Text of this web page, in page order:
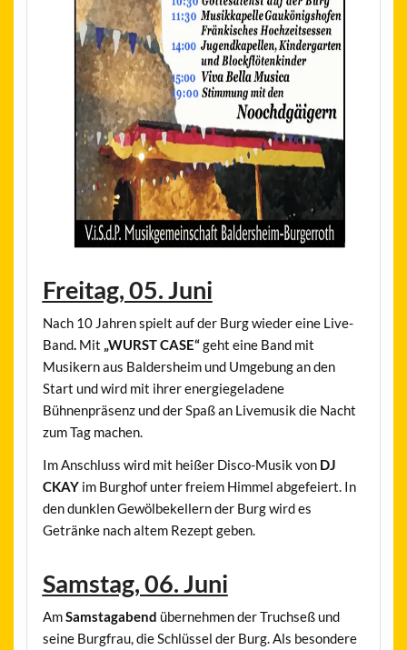
Freitag, 05. Juni
Nach 10 Jahren spielt auf der Burg wieder eine Live-
Band. Mit „WURST CASE“geht eine Band mit
Musikern aus Baldersheim und Umgebung an den
Start und wird mit ihrer energiegeladene
Bühnenpräsenz und der Spaß an Livemusik die Nacht
zum Tag machen.
Im Anschluss wird mit heißer Disco-Musik von DJ
CKAYim Burghof unter freiem Himmel abgefeiert. In
den dunklen Gewölbekellern der Burg wird es
Getränke nach altem Rezept geben.
Samstag, 06. Juni
AmSamstagabend übernehmen der Truchseß und
seine Burgfrau, die Schlüssel der Burg. Als besondere